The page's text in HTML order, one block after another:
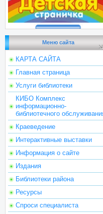
Меню сайта
КАРТА САЙТА
Главная страница
Услуги библиотеки
КИБО Комплекс
информационно-
библиотечного
Краеведение
Интерактивные выставки
Информация о сайте
Издания
Библиотеки района
Ресурсы
Спроси специалиста